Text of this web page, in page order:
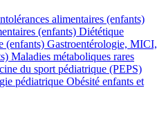
alimentaires (enfants)
(enfants) Diététique
(enfants) Gastroentérologie, MICI,
Maladies métaboliques rares
du sport pédiatrique (PEPS)
pédiatrique Obésité enfants et